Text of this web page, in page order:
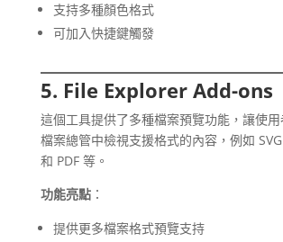
支持多種顏色格式
可加入快捷鍵觸發
5. File Explorer Add-ons
這個工具提供了多種檔案預覽功能，讓使
檔案總管中檢視支援格式的內容，例如
和 PDF 等。
功能亮點：
提供更多檔案格式預覽支持